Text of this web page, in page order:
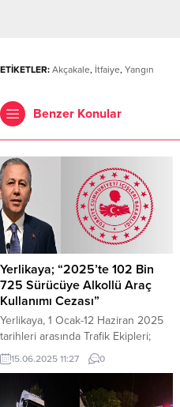
ETİKETLER: Akçakale, İtfaiye, Yangın
Benzer Konular
Yerlikaya; “2025’te 102 Bin
725 Sürücüye Alkollü Araç
Kullanımı Cezası”
Yerlikaya, 1 Ocak-12 Haziran 2025
tarihleri arasında Trafik Ekipleri;
“Alkol Etkisinde Araç Kullanımı” ile
ilgili toplam: 102 bin 725 sürücüye
işlem yapıldığını açıkladı. İçişleri
Bakanı Ali Yerlikaya, 1 Ocak-12
15.06.2025 11:27 0